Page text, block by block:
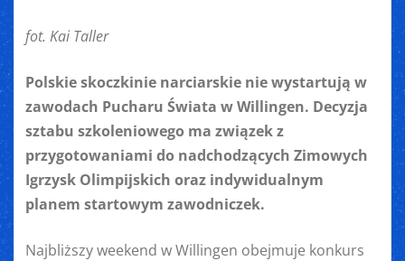
fot. Kai Taller
Polskie skoczkinie narciarskie nie wystartują w
zawodach Pucharu Świata w Willingen. Decyzja
sztabu szkoleniowego ma związek z
przygotowaniami do nadchodzących Zimowych
Igrzysk Olimpijskich oraz indywidualnym
planem startowym zawodniczek.
Najbliższy weekend w Willingen obejmuje konkurs